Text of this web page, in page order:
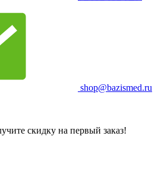
shop@bazismed.ru
скидку на первый заказ!